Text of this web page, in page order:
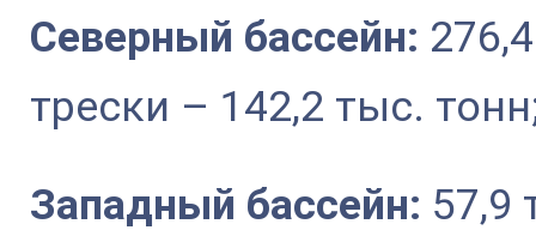
Северный бассейн:
трески – 142,2 тыс.
Западный бассейн: 57,9